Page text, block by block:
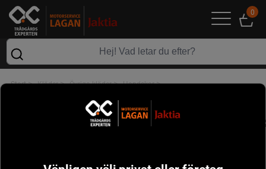
0
Start> Kläder> Övriga kläder> Handskar>